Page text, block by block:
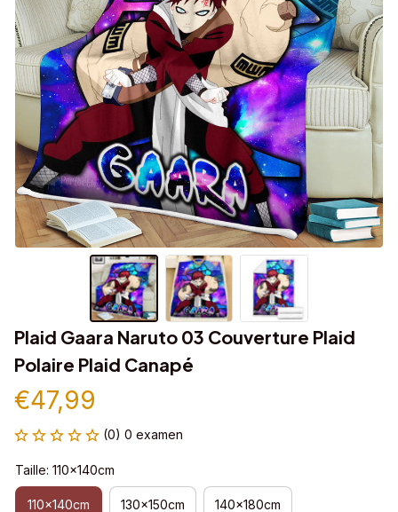
Plaid Gaara Naruto 03 Couverture Plaid
Polaire Plaid Canapé
€47,99
(0) 0 examen
Taille: 110x140cm
110x140cm 130x150cm 140x180cm